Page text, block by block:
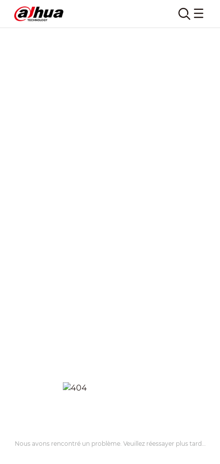
Nous avons rencontré un problème. Veuillez réessayer plus tard…